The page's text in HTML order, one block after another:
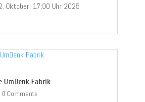
Oktober, 17:00 Uhr 2025
UmDenk Fabrik
0 Comments